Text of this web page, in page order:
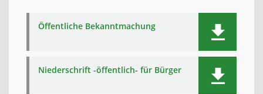
Öffentliche Bekanntmachung
Niederschrift -öffentlich- für Bürger